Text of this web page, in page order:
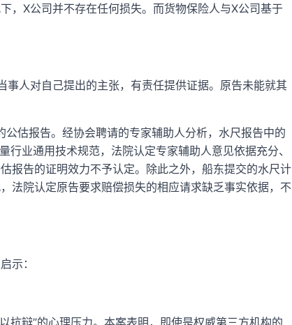
，X公司并不存在任何损失。而货物保险人与X公司基于
人对自己提出的主张，有责任提供证据。原告未能就其
估报告。经协会聘请的专家辅助人分析，水尺报告中的
业通用技术规范，法院认定专家辅助人意见依据充分、
报告的证明效力不予认定。除此之外，船东提交的水尺计
法院认定原告要求赔偿损失的相应请求缺乏事实依据，不
示：
抗辩”的心理压力。本案表明，即使是权威第三方机构的